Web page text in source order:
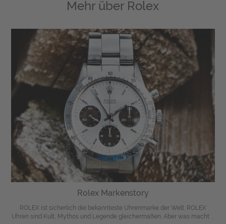
Mehr über Rolex
Rolex Markenstory
ROLEX ist sicherlich die bekannteste Uhrenmarke der Welt. ROLEX
Uhren sind Kult, Mythos und Legende gleichermaßen. Aber was macht ...